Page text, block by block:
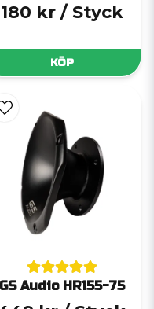
180 kr / Styck
KÖP
GS Audio HR155-75